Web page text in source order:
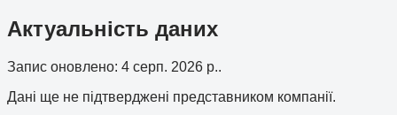
Актуальність даних
Запис оновлено: 4 серп. 2026 р..
Дані ще не підтверджені представником компанії.